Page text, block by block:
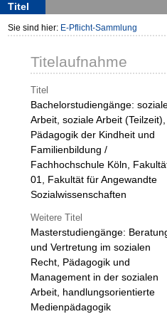
Titel
Sie sind hier: E-Pflicht-Sammlung
Titelaufnahme
Titel
Bachelorstudiengänge:
Arbeit, soziale Arbeit (Teilzeit),
Pädagogik der Kindheit und
Familienbildung /
Fachhochschule Köln,
01, Fakultät für Angewandte
Sozialwissenschaften
Weitere Titel
Masterstudiengänge:
und Vertretung im sozialen
Recht, Pädagogik und
Management in der sozialen
Arbeit, handlungsorientierte
Medienpädagogik